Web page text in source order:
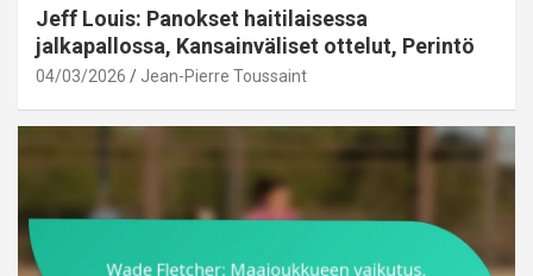
Jeff Louis: Panokset haitilaisessa
jalkapallossa, Kansainväliset ottelut, Perintö
04/03/2026 Jean-Pierre Toussaint